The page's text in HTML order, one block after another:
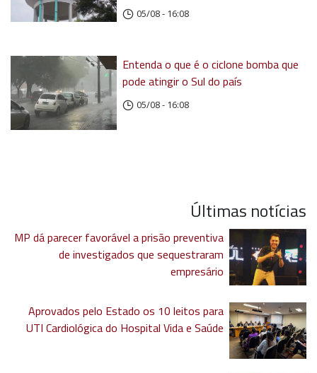
05/08 - 16:08
Entenda o que é o ciclone bomba que
pode atingir o Sul do país
05/08 - 16:08
Últimas notícias
MP dá parecer favorável a prisão preventiva
de investigados que sequestraram
empresário
Aprovados pelo Estado os 10 leitos para
UTI Cardiológica do Hospital Vida e Saúde